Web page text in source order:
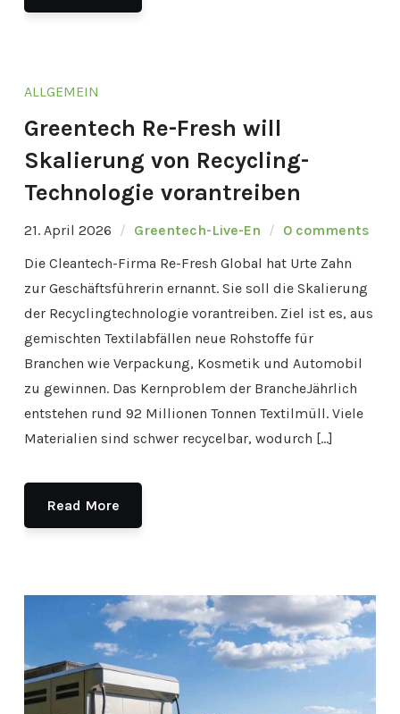
ALLGEMEIN
Greentech Re-Fresh will
Skalierung von Recycling-
Technologie vorantreiben
21. April 2026 Greentech-Live-En
0 comments
Die Cleantech-Firma Re-Fresh Global hat Urte Zahn
zur Geschäftsführerin ernannt. Sie soll die Skalierung
der Recyclingtechnologie vorantreiben. Ziel ist es, aus
gemischten Textilabfällen neue Rohstoffe für
Branchen wie Verpackung, Kosmetik und Automobil
zu gewinnen. Das Kernproblem der BrancheJährlich
entstehen rund 92 Millionen Tonnen Textilmüll. Viele
Materialien sind schwer recycelbar, wodurch […]
Read More